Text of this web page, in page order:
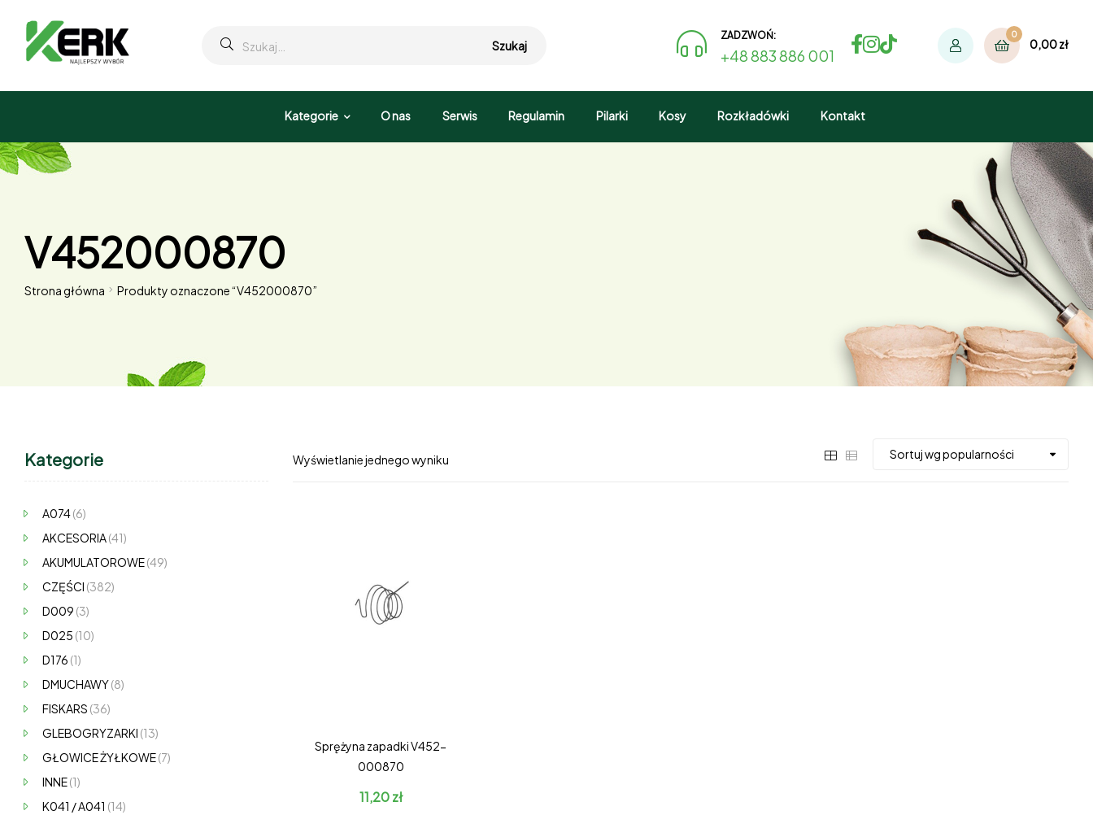
Szukaj
ZADZWOŃ:
+48 883 886 001
0
0,00zł
Kategorie O nas Serwis Regulamin Pilarki Kosy Rozkładówki Kontakt
V452000870
Strona główna Produkty oznaczone “V452000870”
Wyświetlanie jednego wyniku
Sprężyna zapadki V452-
000870
11,20zł
Kategorie
A074(6)
AKCESORIA(41)
AKUMULATOROWE(49)
CZĘŚCI (382)
D009 (3)
D025 (10)
D176 (1)
DMUCHAWY(8)
FISKARS (36)
GLEBOGRYZARKI (13)
GŁOWICE ŻYŁKOWE(7)
INNE(1)
K041 / A041 (14)